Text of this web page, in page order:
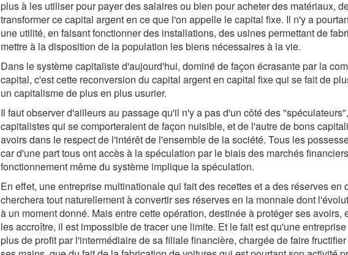
plus à les utiliser pour payer des salaires ou bien pour acheter des matériaux,
transformer ce capital argent en ce que l'on appelle le capital fixe. Il n'y a
une utilité, en faisant fonctionner des installations, des usines permettant de
mettre à la disposition de la population les biens nécessaires à la vie.
Dans le système capitaliste d'aujourd'hui, dominé de façon écrasante par la
capital, c'est cette reconversion du capital argent en capital fixe qui se fait de
un capitalisme de plus en plus usurier.
Il faut observer d'ailleurs au passage qu'il n'y a pas d'un côté des
capitalistes qui se comporteraient de façon nuisible, et de l'autre de bons
avoirs dans le respect de l'intérêt de l'ensemble de la société. Tous les
car d'une part tous ont accès à la spéculation par le biais des marchés
fonctionnement même du système implique la spéculation.
En effet, une entreprise multinationale qui fait des recettes et a des réserves en
cherchera tout naturellement à convertir ses réserves en la monnaie dont
à un moment donné. Mais entre cette opération, destinée à protéger ses
les accroître, il est impossible de tracer une limite. Et le fait est qu'une
plus de profit par l'intermédiaire de sa filiale financière, chargée de faire